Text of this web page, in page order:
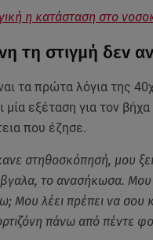
η κατάσταση στο
τη στιγμή δεν
τα πρώτα λόγια της
μία εξέταση για τον
που έζησε.
στηθοσκόπησή, μου
το ανασήκωσα. Μου
Μου λέει πρέπει να σου
πάνω από πέντε